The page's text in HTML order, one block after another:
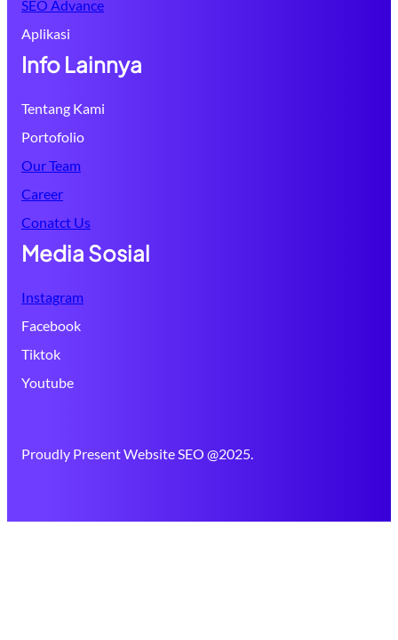
SEO Advance
Aplikasi
Info Lainnya
Tentang Kami
Portofolio
Our Team
Career
Conatct Us
Media Sosial
Instagram
Facebook
Tiktok
Youtube
Proudly Present Website SEO @2025.